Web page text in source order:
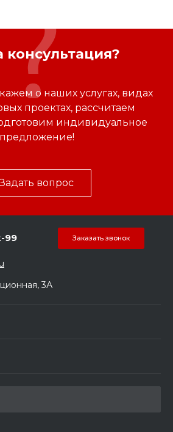
о наших услугах, видах
проектах, рассчитаем
индивидуальное
предложение!
Задать вопрос
99 Заказать звонок
3А